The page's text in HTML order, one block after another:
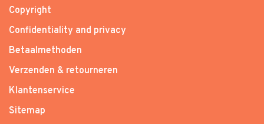
Copyright
Confidentiality and privacy
Betaalmethoden
Verzenden & retourneren
Klantenservice
Sitemap